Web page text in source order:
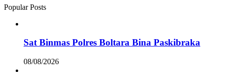
Popular Posts
Sat Binmas Polres Boltara Bina Paskibraka
08/08/2026